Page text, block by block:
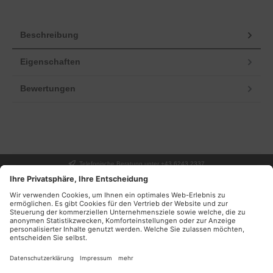
Beschreibung
Eigenschaften
Bewertungen
Telefonische Beratung unter +43 6243 2337
SERVICE
INFORMATIONEN
UNSER GESCHÄFT